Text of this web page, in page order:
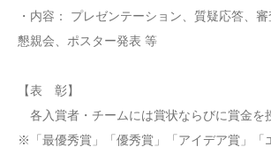
・内容： プレゼンテーション、質疑応答、審
懇親会、ポスター発表 等
【表 彰】
各入賞者・チームには賞状ならびに賞金を
※「最優秀賞」「優秀賞」「アイデア賞」「